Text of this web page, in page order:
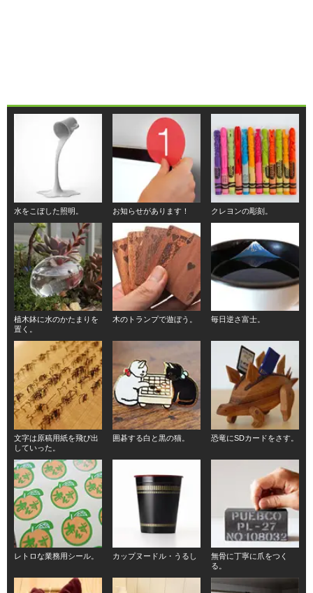
水をこぼした照明。 お知らせがあります！ クレヨンの彫刻。
植木鉢に水のかたまりを
置く。
木のトランプで遊ぼう。 毎日逆さ富士。
文字は原稿用紙を飛び出
していった。
囲碁する白と黒の猫。 恐竜にSDカードをさす。
レトロな業務用シール。 カップヌードル・うるし
無骨に丁寧に爪をつく
る。